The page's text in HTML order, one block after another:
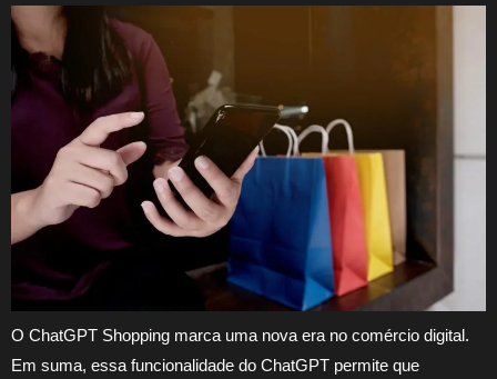
O ChatGPT Shopping marca uma nova era no comércio digital.
Em suma, essa funcionalidade do ChatGPT permite que